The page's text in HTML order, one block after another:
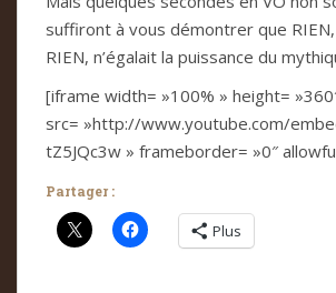
suffiront à vous démontrer que
RIEN, n’égalait la puissance du
[iframe width= »100% » height=
src= »http://www.youtube.com/
tZ5JQc3w » frameborder= »0″
Partager :
Plus